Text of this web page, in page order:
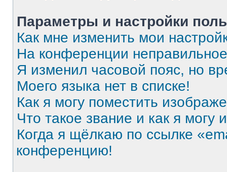
Параметры и настройки
Как мне изменить мои
На конференции
Я изменил часовой пояс, но
Моего языка нет в списке!
Как я могу поместить
Что такое звание и как я могу
Когда я щёлкаю по ссылке
конференцию!